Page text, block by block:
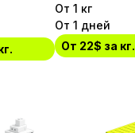
От 1 кг
От 1 дней
От 22$ за кг.